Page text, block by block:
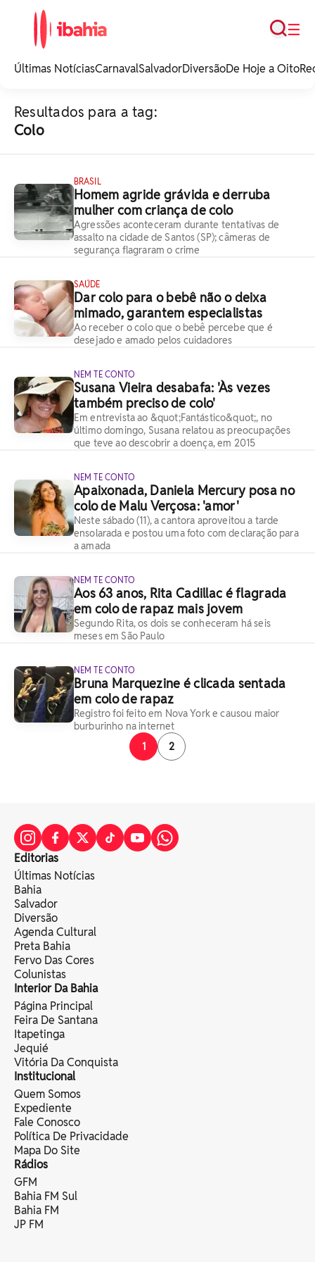
noticias e
☰
Busca
Últimas NotíciasCarnavalSalvadorDiversãoDe Hoje a Oito
Resultados para a tag:
Colo
BRASIL
Homem agride grávida e derruba
mulher com criança de colo
Agressões aconteceram durante tentativas de
assalto na cidade de Santos (SP); câmeras de
segurança flagraram o crime
SAÚDE
Dar colo para o bebê não o deixa
mimado, garantem especialistas
Ao receber o colo que o bebê percebe que é
desejado e amado pelos cuidadores
NEM TE CONTO
Susana Vieira desabafa: 'Às vezes
também preciso de colo'
Em entrevista ao &quot;Fantástico&quot;, no
último domingo, Susana relatou as preocupações
que teve ao descobrir a doença, em 2015
NEM TE CONTO
Apaixonada, Daniela Mercury posa no
colo de Malu Verçosa: 'amor'
Neste sábado (11), a cantora aproveitou a tarde
ensolarada e postou uma foto com declaração para
a amada
NEM TE CONTO
Aos 63 anos, Rita Cadillac é flagrada
em colo de rapaz mais jovem
Segundo Rita, os dois se conheceram há seis
meses em São Paulo
NEM TE CONTO
Bruna Marquezine é clicada sentada
em colo de rapaz
Registro foi feito em Nova York e causou maior
burburinho na internet
1
2
Editorias
Últimas Notícias
Bahia
Salvador
Diversão
Agenda Cultural
Preta Bahia
Fervo Das Cores
Colunistas
Interior Da Bahia
Página Principal
Feira De Santana
Itapetinga
Jequié
Vitória Da Conquista
Institucional
Quem Somos
Expediente
Fale Conosco
Política De Privacidade
Mapa Do Site
Rádios
GFM
Bahia FM Sul
Bahia FM
JP FM